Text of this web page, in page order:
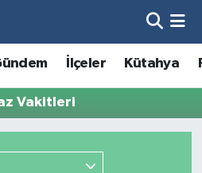
İlçeler Kütahya
Vakitleri